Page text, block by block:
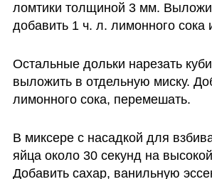
ломтики толщиной 3 мм.
добавить 1 ч. л. лимонного сока
Остальные дольки нарезать
выложить в отдельную миску.
лимонного сока, перемешать.
В миксере с насадкой для
яйца около 30 секунд на
Добавить сахар, ванильную